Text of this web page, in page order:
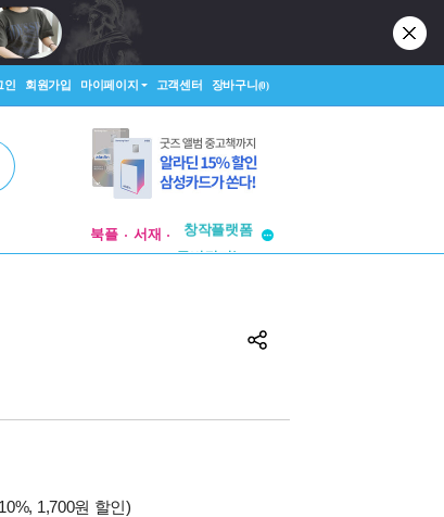
인 회원가입 마이페이지 고객센터 장바구니(0)
북플 서재
투비컨티뉴드
1,700원 할인)